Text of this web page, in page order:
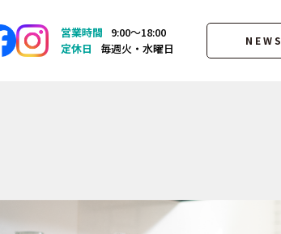
営業時間
9:00〜18:00
定休日
毎週火・水曜日
NEWS